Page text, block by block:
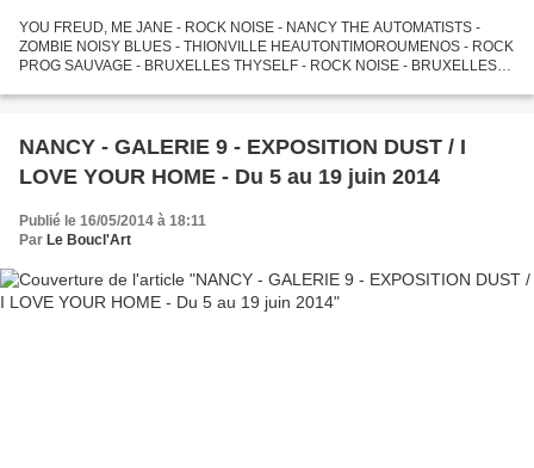
YOU FREUD, ME JANE - ROCK NOISE - NANCY THE AUTOMATISTS -
ZOMBIE NOISY BLUES - THIONVILLE HEAUTONTIMOROUMENOS - ROCK
PROG SAUVAGE - BRUXELLES THYSELF - ROCK NOISE - BRUXELLES
en octobre...
NANCY - GALERIE 9 - EXPOSITION DUST / I
LOVE YOUR HOME - Du 5 au 19 juin 2014
Publié le 16/05/2014 à 18:11
Par Le Boucl'Art